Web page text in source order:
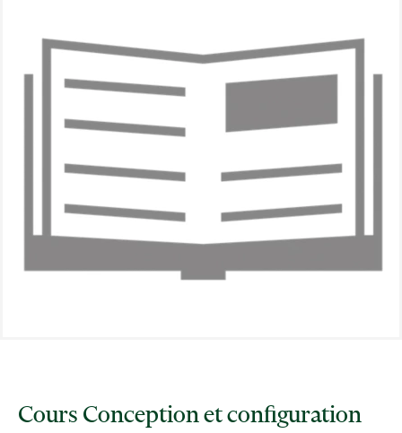
Cours Conception et configuration